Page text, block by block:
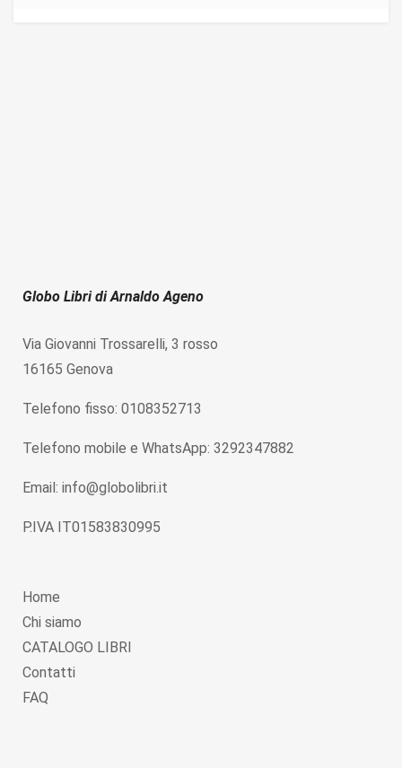
Globo Libri di Arnaldo Ageno
Via Giovanni Trossarelli, 3 rosso
16165 Genova
Telefono fisso: 0108352713
Telefono mobile e WhatsApp: 3292347882
Email: info@globolibri.it
P.IVA IT01583830995
Home
Chi siamo
CATALOGO LIBRI
Contatti
FAQ